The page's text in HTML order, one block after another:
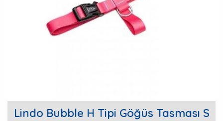
Lindo Bubble H Tipi Göğüs Tasması S